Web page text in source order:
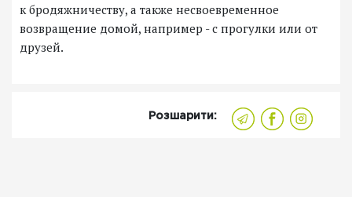
к бродяжничеству, а также несвоевременное
возвращение домой, например - с прогулки или от
друзей.
Розшарити: